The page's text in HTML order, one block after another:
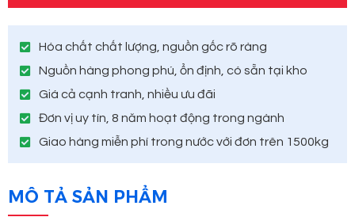
Hóa chất chất lượng, nguồn gốc rõ ràng
Nguồn hàng phong phú, ổn định, có sẵn tại kho
Giá cả cạnh tranh, nhiều ưu đãi
Đơn vị uy tín, 8 năm hoạt động trong ngành
Giao hàng miễn phí trong nước với đơn trên 1500kg
MÔ TẢ SẢN PHẨM